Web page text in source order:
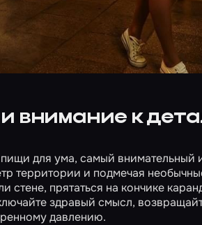
внимание к
для ума, самый внимательный
территории и подмечая
стене, прятаться на кончике
здравый смысл,
давлению.